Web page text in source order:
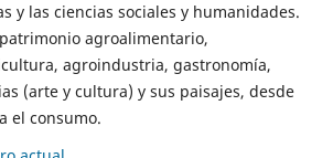
y las ciencias sociales y humanidades.
agroalimentario,
agroindustria, gastronomía,
(arte y cultura) y sus paisajes, desde
el consumo.